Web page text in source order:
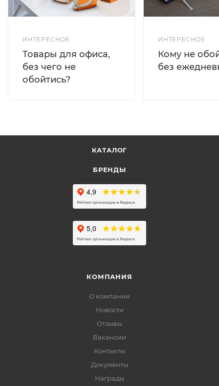
ИНТЕРЕСНОЕ
Товары для офиса,
без чего не
обойтись?
ИНТЕРЕСНОЕ
Кому не
без
КАТАЛОГ
БРЕНДЫ
КОМПАНИЯ
О компании
Новости
Отзывы
Вакансии
Контакты
Документы
Награды